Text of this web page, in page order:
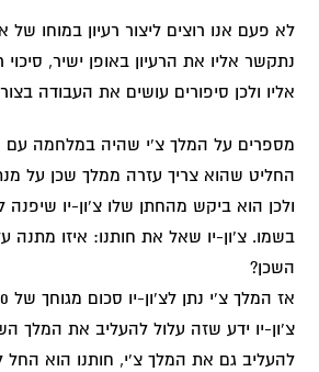
לא פעם אנו רוצים ליצור רעיון במוחו
נתקשר אליו את הרעיון באופן ישיר,
אליו ולכן סיפורים עושים את העבודה
מספרים על המלך צ'י שהיה במלחמה עם
החליט שהוא צריך עזרה ממלך שכן על
ולכן הוא ביקש מהחתן שלו צ'ון-יו שיפנה
בשמו. צ'ון-יו שאל את חותנו: איזו מתנה
השכן?
צ'ון-יו ידע שזה עלול להעליב את המלך
להעליב גם את המלך צ'י, חותנו הוא החל